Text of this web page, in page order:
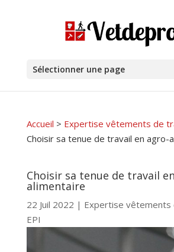
Sélectionner une page
Accueil > Expertise vêtements de
Choisir sa tenue de travail en agro-
Choisir sa tenue de travail
alimentaire
22 Juil 2022 | Expertise vêtements
EPI